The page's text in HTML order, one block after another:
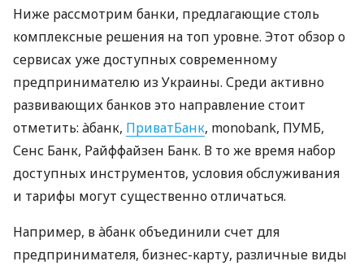
Ниже рассмотрим банки, предлагающие столь
комплексные решения на топ уровне. Этот обзор о
сервисах уже доступных современному
предпринимателю из Украины. Среди активно
развивающих банков это направление стоит
отметить: àбанк, ПриватБанк, monobank, ПУМБ,
Сенс Банк, Райффайзен Банк. В то же время набор
доступных инструментов, условия обслуживания
и тарифы могут существенно отличаться.
Например, в àбанк объединили счет для
предпринимателя, бизнес-карту, различные виды